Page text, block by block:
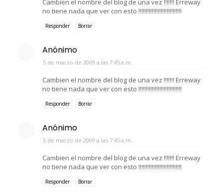
Cambien el nombre del blog de una vez !!!!!!! Erreway
no tiene nada que ver con esto !!!!!!!!!!!!!!!!!!!!!!!!!!!!!
Responder Borrar
Anónimo
5 de marzo de 2009 a las 7:45 a.m.
Cambien el nombre del blog de una vez !!!!!!! Erreway
no tiene nada que ver con esto !!!!!!!!!!!!!!!!!!!!!!!!!!!!!
Responder Borrar
Anónimo
5 de marzo de 2009 a las 7:45 a.m.
Cambien el nombre del blog de una vez !!!!!!! Erreway
no tiene nada que ver con esto !!!!!!!!!!!!!!!!!!!!!!!!!!!!!
Responder Borrar